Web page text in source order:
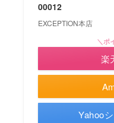
00012
EXCEPTION本店
＼ポ
楽
Yahoo